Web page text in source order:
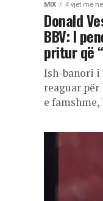
MIX 4 vjet më
Donald
BBV: I
pritur që
Ish-banori i
reaguar për
e